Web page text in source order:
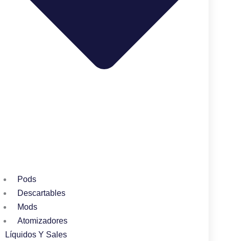
Pods
Descartables
Mods
Atomizadores
Líquidos Y Sales